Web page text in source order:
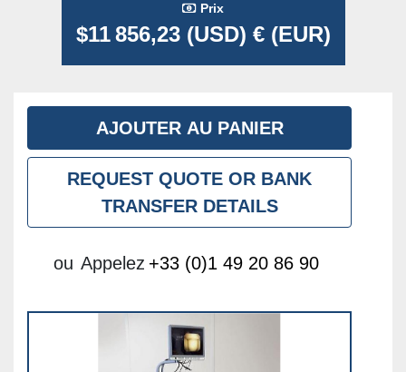
Prix
$11 856,23 (USD) € (EUR)
AJOUTER AU PANIER
REQUEST QUOTE OR BANK
TRANSFER DETAILS
ou Appelez +33 (0)1 49 20 86 90